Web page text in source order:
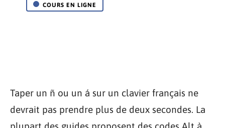
COURS EN LIGNE
Taper un ñ ou un á sur un clavier français ne
devrait pas prendre plus de deux secondes. La